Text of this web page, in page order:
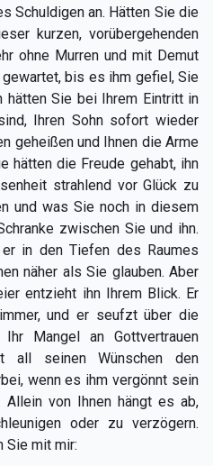
Schuldigen an. Hätten Sie die
kurzen, vorübergehenden
ohne Murren und mit Demut
bis es ihm gefiel, Sie
hätten Sie bei Ihrem Eintritt in
Ihren Sohn sofort wieder
geheißen und Ihnen die Arme
hätten die Freude gehabt, ihn
strahlend vor Glück zu
und was Sie noch in diesem
zwischen Sie und ihn.
in den Tiefen des Raumes
näher als Sie glauben. Aber
entzieht ihn Ihrem Blick. Er
und er seufzt über die
Mangel an Gottvertrauen
all seinen Wünschen den
wenn es ihm vergönnt sein
von Ihnen hängt es ab,
oder zu verzögern.
Sie mit mir: